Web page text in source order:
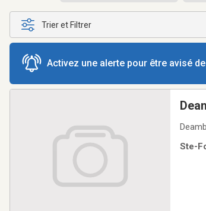
Trier et Filtrer
Activez une alerte pour être avisé
Ste-